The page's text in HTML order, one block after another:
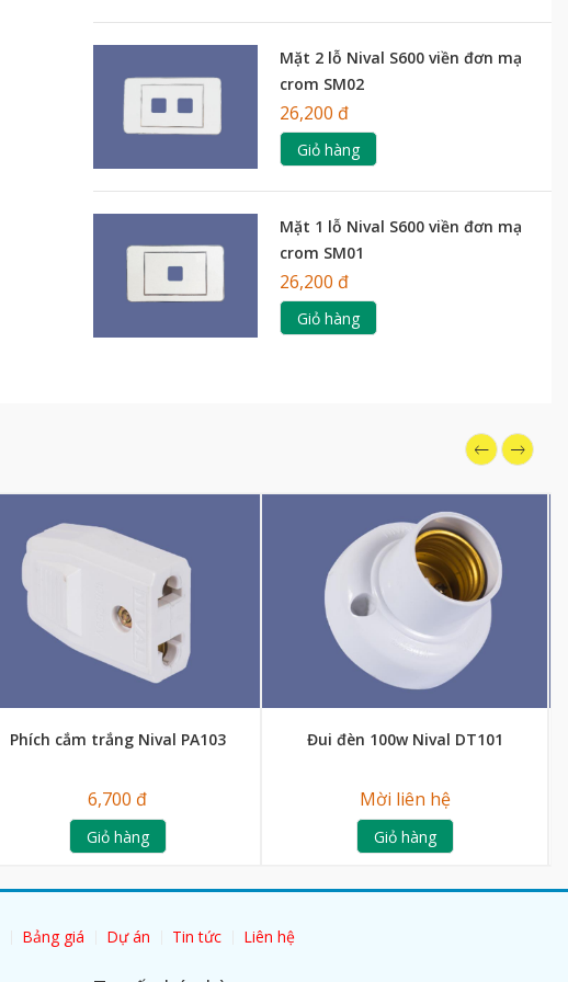
Mặt 2 lỗ Nival S600 viền đơn mạ
crom SM02
26,200 đ
Giỏ hàng
Mặt 1 lỗ Nival S600 viền đơn mạ
crom SM01
26,200 đ
Giỏ hàng
Phích cắm trắng Nival PA103
6,700 đ
Giỏ hàng
Đui đèn 100w Nival DT101
Mời liên hệ
Giỏ hàng
Bảng giá Dự án Tin tức Liên hệ